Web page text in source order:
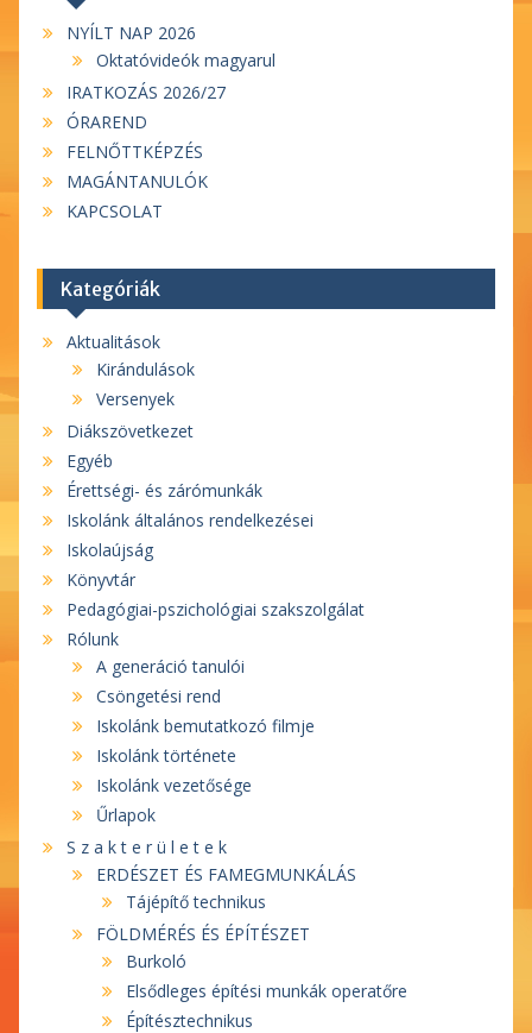
NYÍLT NAP 2026
Oktatóvideók magyarul
IRATKOZÁS 2026/27
ÓRAREND
FELNŐTTKÉPZÉS
MAGÁNTANULÓK
KAPCSOLAT
Kategóriák
Aktualitások
Kirándulások
Versenyek
Diákszövetkezet
Egyéb
Érettségi- és zárómunkák
Iskolánk általános rendelkezései
Iskolaújság
Könyvtár
Pedagógiai-pszichológiai szakszolgálat
Rólunk
A generáció tanulói
Csöngetési rend
Iskolánk bemutatkozó filmje
Iskolánk története
Iskolánk vezetősége
Űrlapok
S z a k t e r ü l e t e k
ERDÉSZET ÉS FAMEGMUNKÁLÁS
Tájépítő technikus
FÖLDMÉRÉS ÉS ÉPÍTÉSZET
Burkoló
Elsődleges építési munkák operatőre
Építésztechnikus